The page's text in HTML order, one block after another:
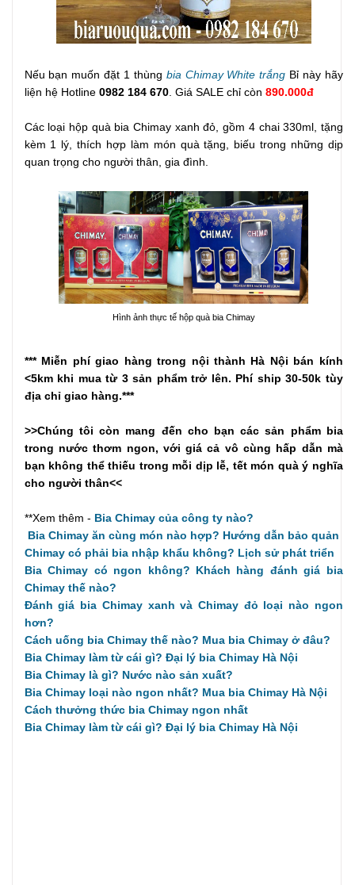
Nếu bạn muốn đặt 1 thùng bia Chimay White trắng Bỉ này hãy
liện hệ Hotline 0982 184 670. Giá SALE chỉ còn 890.000đ
Các loại hộp quà bia Chimay xanh đỏ, gồm 4 chai 330ml, tặng
kèm 1 lý, thích hợp làm món quà tặng, biếu trong những dịp
quan trọng cho người thân, gia đình.
Hình ảnh thực tế hộp quà bia Chimay
*** Miễn phí giao hàng trong nội thành Hà Nội bán kính
<5km khi mua từ 3 sản phẩm trở lên. Phí ship 30-50k tùy
địa chỉ giao hàng.***
>>Chúng tôi còn mang đến cho bạn các sản phẩm bia
trong nước thơm ngon, với giá cả vô cùng hấp dẫn mà
bạn không thể thiếu trong mỗi dịp lễ, tết món quà ý nghĩa
cho người thân<<
**Xem thêm - Bia Chimay của công ty nào?
Bia Chimay ăn cùng món nào hợp? Hướng dẫn bảo quản
Chimay có phải bia nhập khẩu không? Lịch sử phát triển
Bia Chimay có ngon không? Khách hàng đánh giá bia
Chimay thế nào?
Đánh giá bia Chimay xanh và Chimay đỏ loại nào ngon
hơn?
Cách uống bia Chimay thế nào? Mua bia Chimay ở đâu?
Bia Chimay làm từ cái gì? Đại lý bia Chimay Hà Nội
Bia Chimay là gì? Nước nào sản xuất?
Bia Chimay loại nào ngon nhất? Mua bia Chimay Hà Nội
Cách thưởng thức bia Chimay ngon nhất
Bia Chimay làm từ cái gì? Đại lý bia Chimay Hà Nội